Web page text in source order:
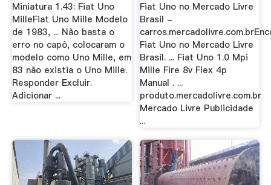
Miniatura 1.43: Fiat Uno
MilleFiat Uno Mille Modelo
de 1983, ... Não basta o
erro no capô, colocaram o
modelo como Uno Mille, em
83 não existia o Uno Mille.
Responder Excluir.
Adicionar ...
Fiat Uno no Mercado Livre
Brasil -
Fiat Uno no Mercado Livre
Brasil. ... Fiat Uno 1.0 Mpi
Mille Fire 8v Flex 4p
Manual . ...
produto.mercadolivre.com.br
Mercado Livre Publicidade
...